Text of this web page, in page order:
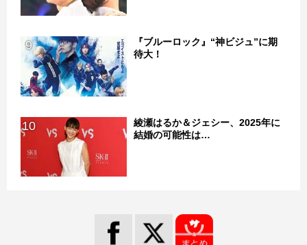
9
『ブルーロック』“神ビジュ”に期
待大！
10
綾瀬はるか＆ジェシー、2025年に
結婚の可能性は…